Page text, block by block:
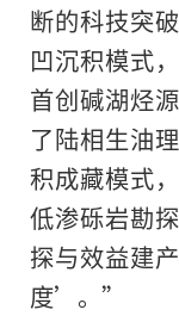
断的科技突
凹沉积模式
首创碱湖烃
了陆相生油
积成藏模式
低渗砾岩勘
探与效益建
度’。”